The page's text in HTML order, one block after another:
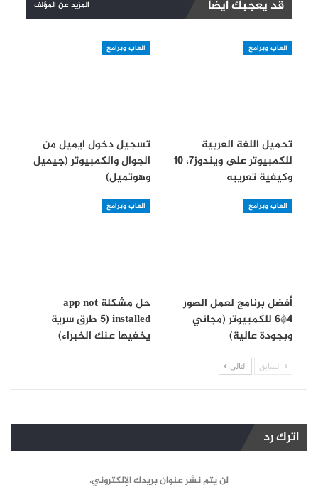
قد يعجبك ايضا المزيد عن المؤلف
العاب وبرامج
تحميل اللغة العربية
للكمبيوتر على ويندوز7، 10
وكيفية تعريبه
العاب وبرامج
تسجيل دخول ايميل من
الجوال والكمبيوتر (جيميل
وهوتميل)
العاب وبرامج
أفضل برنامج لعمل الصور
4*6 للكمبيوتر (مجاني
وبجودة عالية)
العاب وبرامج
حل مشكلة app not
installed (5 طرق سرية
يخفيها عنك الخبراء)
السابق التالي
اترك رد
لن يتم نشر عنوان بريدك الإلكتروني.